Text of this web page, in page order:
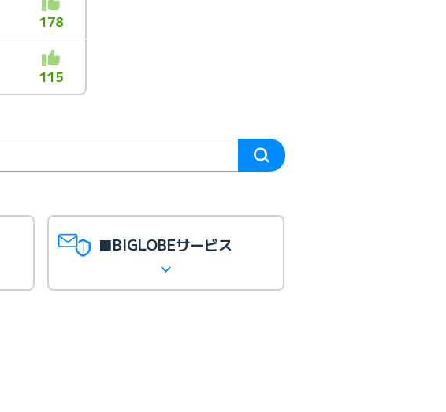
178
115
■BIGLOBEサービス